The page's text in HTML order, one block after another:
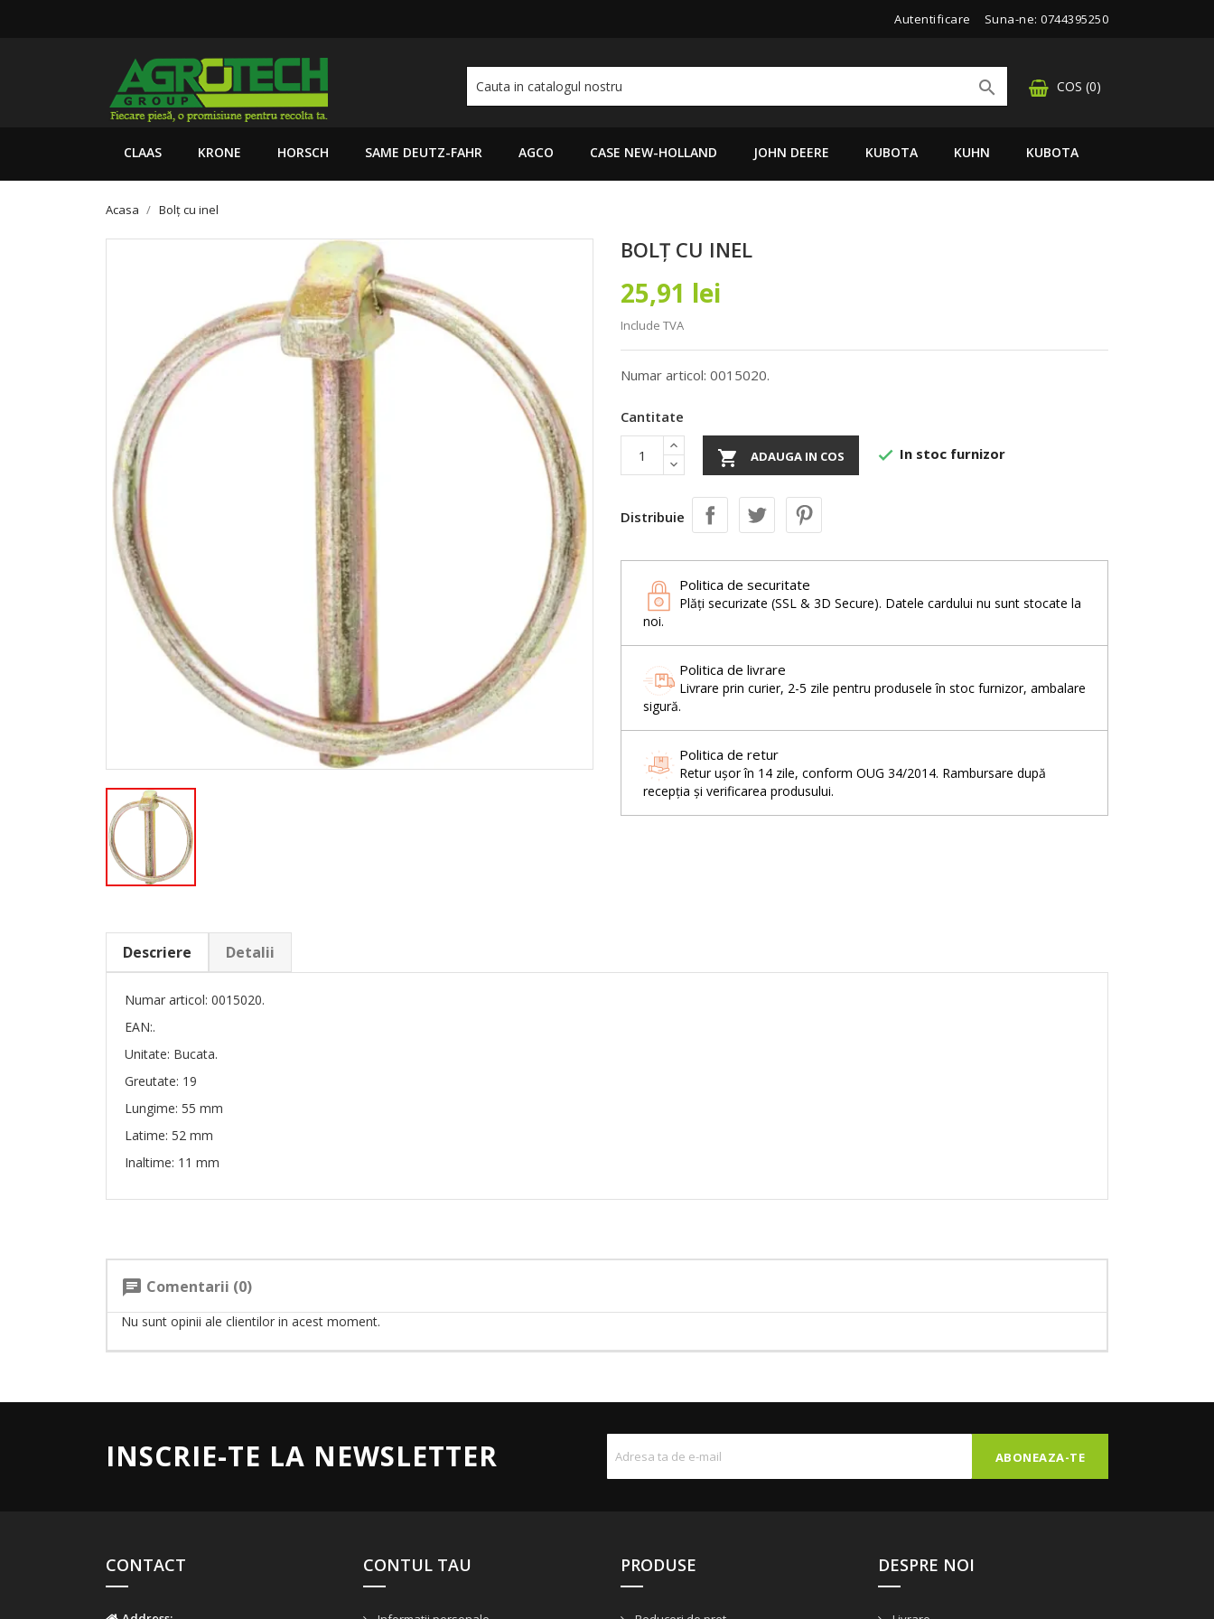
Autentificare Suna-ne: 0744395250
COS (0)

CLAAS KRONE HORSCH SAME DEUTZ-FAHR AGCO CASE NEW-HOLLAND JOHN DEERE KUBOTA KUHN KUBOTA
Acasa Bolț cu inel
BOLȚ CU INEL
25,91 lei
Include TVA
Numar articol: 0015020.
Cantitate
 ADAUGA IN COS  In stoc furnizor
Distribuie
Politica de securitate
Plăți securizate (SSL & 3D Secure). Datele cardului nu sunt stocate la
noi.
Politica de livrare
Livrare prin curier, 2-5 zile pentru produsele în stoc furnizor, ambalare
sigură.
Politica de retur
Retur ușor în 14 zile, conform OUG 34/2014. Rambursare după
recepția și verificarea produsului.
Descriere Detalii
Numar articol: 0015020.
EAN:.
Unitate: Bucata.
Greutate: 19
Lungime: 55 mm
Latime: 52 mm
Inaltime: 11 mm
chat Comentarii (0)
Nu sunt opinii ale clientilor in acest moment.
INSCRIE-TE LA NEWSLETTER
CONTACT CONTUL TAU PRODUSE DESPRE NOI